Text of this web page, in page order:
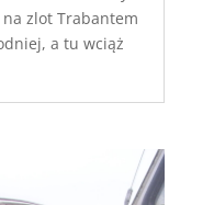
na zlot Trabantem
a tu wciąż